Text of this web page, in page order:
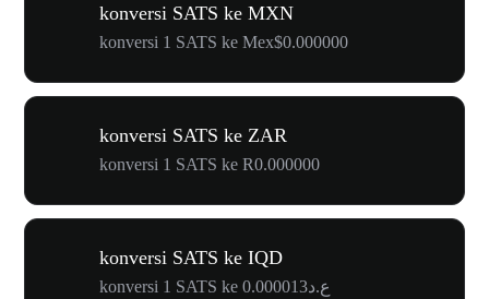
konversi SATS ke MXN
konversi 1 SATS ke Mex$0.000000
konversi SATS ke ZAR
konversi 1 SATS ke R0.000000
konversi SATS ke IQD
konversi 1 SATS ke ع.د0.000013